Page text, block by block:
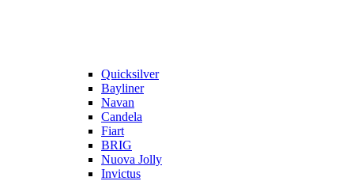
Quicksilver
Bayliner
Navan
Candela
Fiart
BRIG
Nuova Jolly
Invictus